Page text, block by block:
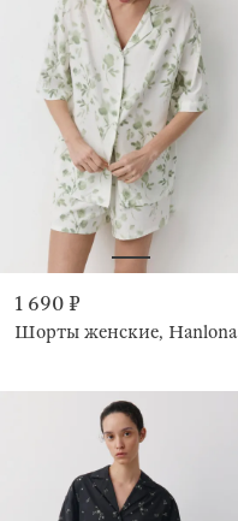
1 690 ₽
Шорты женские, Hanlona